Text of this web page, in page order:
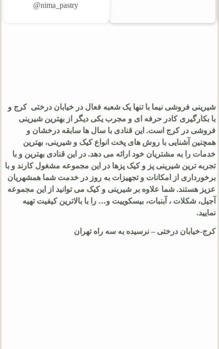
nima_pastry@
شیرینی فروشی نیما با تنها یک شعبه فعال در خیابان درختی کرج و
با بکارگیری کادر حرفه ای و مجرب یکی دیگر از بهترین شیرینی
فروشی در کرج است. این قنادی با سال ها سابقه درخشان و
همچنین آشنایی با روش های پخت انواع کیک و شیرینی، بهترین
خدمات را به مشتریان خود ارائه می دهد. در این قنادی بهترین و با
تجربه ترین شیرینی پز و کیک پزها در این مجموعه مشغول کارند و با
برخورداری از امکانات و تجهیزات به روز در خدمت شما همشهریان
عزیز هستند. شما علاوه بر شیرینی و کیک می توانید از این مجموعه
آجیل، شکلات ، آبنبات، بیسکوییت و… را با بالاترین کیفیت تهیه
نمایید.
کرج-خیابان درختی – نرسیده به سه راه تهران